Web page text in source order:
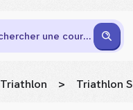
Rechercher une course
Triathlon > Triathlon S